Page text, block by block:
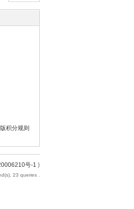
积分规则
号-1 )
23 queries .